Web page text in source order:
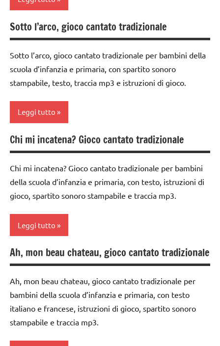
6
anni
GIOCHI
DI
GRUPPO
girotondi
e giochi
TUTTI GLI
PER ETA'
TUTTI GLI
ARTICOLI
classe
1a
classe
2a
3 ai
6
anni
GIOCHI
DI
GRUPPO
girotondi
e giochi
TUTTI GLI
PER ETA'
ARTICOLI
Sotto l’arco, gioco cantato tradizionale
Sotto l’arco, gioco cantato tradizionale per bambini della
scuola d’infanzia e primaria, con spartito sonoro
stampabile, testo, traccia mp3 e istruzioni di gioco.
Leggi tutto
classe
1a
classe
2a
3 ai
6
anni
GIOCHI
DI
GRUPPO
girotondi
e giochi
cantati
TUTTI GLI
Chi mi incatena? Gioco cantato tradizionale
Chi mi incatena? Gioco cantato tradizionale per bambini
della scuola d’infanzia e primaria, con testo, istruzioni di
gioco, spartito sonoro stampabile e traccia mp3.
Leggi tutto
classe
1a
classe
2a
3a
Ah, mon beau chateau, gioco cantato tradizionale
Ah, mon beau chateau, gioco cantato tradizionale per
bambini della scuola d’infanzia e primaria, con testo
italiano e francese, istruzioni di gioco, spartito sonoro
stampabile e traccia mp3.